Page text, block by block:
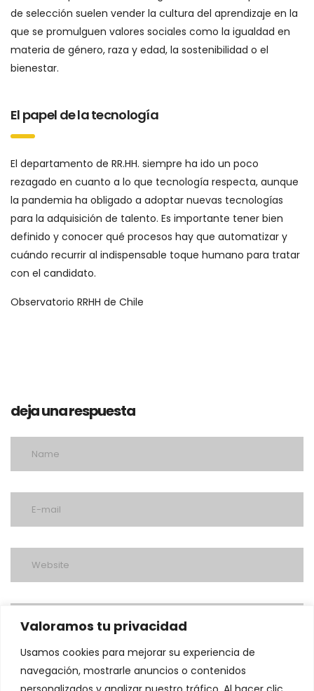
Valoramos tu privacidad
Usamos cookies para mejorar su experiencia de
navegación, mostrarle anuncios o contenidos
de selección suelen vender la cultura del aprendizaje en la
que se promulguen valores sociales como la igualdad en
materia de género, raza y edad, la sostenibilidad o el
bienestar.
El papel de la tecnología
El departamento de RR.HH. siempre ha ido un poco
rezagado en cuanto a lo que tecnología respecta, aunque
la pandemia ha obligado a adoptar nuevas tecnologías
para la adquisición de talento. Es importante tener bien
definido y conocer qué procesos hay que automatizar y
cuándo recurrir al indispensable toque humano para tratar
con el candidato.
Observatorio RRHH de Chile
deja una respuesta